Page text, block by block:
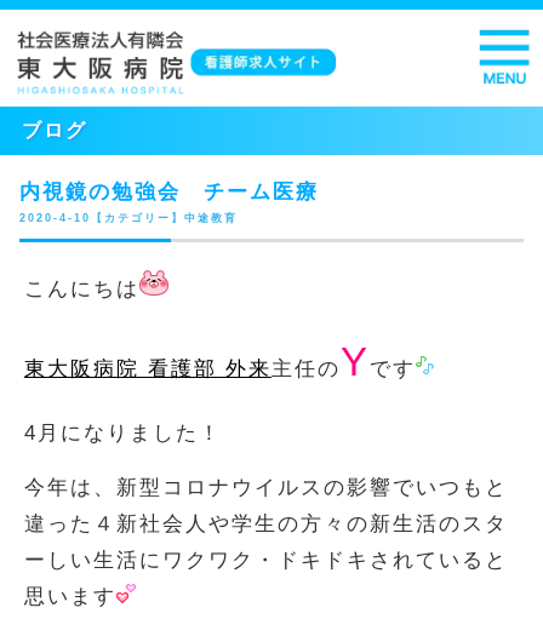
ブログ
内視鏡の勉強会 チーム医療
2020-4-10【カテゴリー】中途教育
こんにちは
東大阪病院 看護部 外来主任のY です
4月になりました！
今年は、新型コロナウイルスの影響でいつもと
違った４新社会人や学生の方々の新生活のスタ
ーしい生活にワクワク・ドキドキされていると
思います